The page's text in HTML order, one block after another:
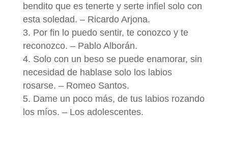
bendito que es tenerte y serte infiel solo con
esta soledad. – Ricardo Arjona.
Por fin lo puedo sentir, te conozco y te
reconozco. – Pablo Alborán.
Solo con un beso se puede enamorar, sin
necesidad de hablase solo los labios
rosarse. – Romeo Santos.
Dame un poco más, de tus labios rozando
los míos. – Los adolescentes.